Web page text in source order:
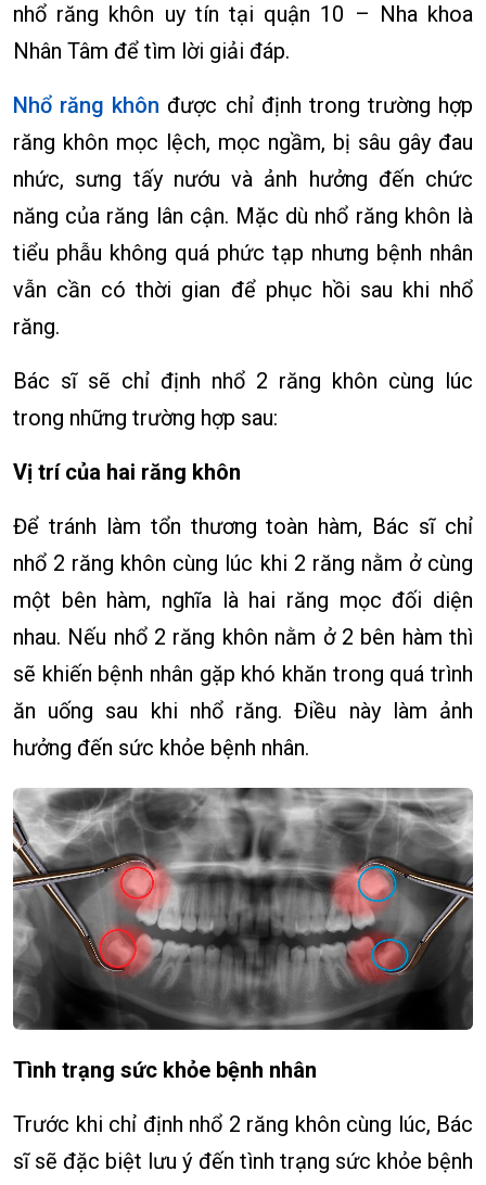
nhổ răng khôn uy tín tại quận 10 – Nha khoa
Nhân Tâm để tìm lời giải đáp.
Nhổ răng khôn được chỉ định trong trường hợp
răng khôn mọc lệch, mọc ngầm, bị sâu gây đau
nhức, sưng tấy nướu và ảnh hưởng đến chức
năng của răng lân cận. Mặc dù nhổ răng khôn là
tiểu phẫu không quá phức tạp nhưng bệnh nhân
vẫn cần có thời gian để phục hồi sau khi nhổ
răng.
Bác sĩ sẽ chỉ định nhổ 2 răng khôn cùng lúc
trong những trường hợp sau:
Vị trí của hai răng khôn
Để tránh làm tổn thương toàn hàm, Bác sĩ chỉ
nhổ 2 răng khôn cùng lúc khi 2 răng nằm ở cùng
một bên hàm, nghĩa là hai răng mọc đối diện
nhau. Nếu nhổ 2 răng khôn nằm ở 2 bên hàm thì
sẽ khiến bệnh nhân gặp khó khăn trong quá trình
ăn uống sau khi nhổ răng. Điều này làm ảnh
hưởng đến sức khỏe bệnh nhân.
Tình trạng sức khỏe bệnh nhân
Trước khi chỉ định nhổ 2 răng khôn cùng lúc, Bác
sĩ sẽ đặc biệt lưu ý đến tình trạng sức khỏe bệnh